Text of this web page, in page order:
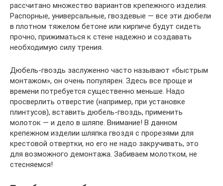
рассчитано множество вариантов крепежного изделия.
Распорные, универсальные, гвоздевые — все эти дюбели
в плотном тяжелом бетоне или кирпиче будут сидеть
прочно, прижиматься к стене надежно и создавать
необходимую силу трения.
Дюбель-гвоздь заслуженно часто называют «быстрым
монтажом», он очень популярен. Здесь все проще и
времени потребуется существенно меньше. Надо
просверлить отверстие (например, при установке
плинтусов), вставить дюбель-гвоздь, применить
молоток — и дело в шляпе. Внимание! В данном
крепежном изделии шляпка гвоздя с прорезями для
крестовой отвертки, но его не надо закручивать, это
для возможного демонтажа. Забиваем молотком, не
стесняемся!